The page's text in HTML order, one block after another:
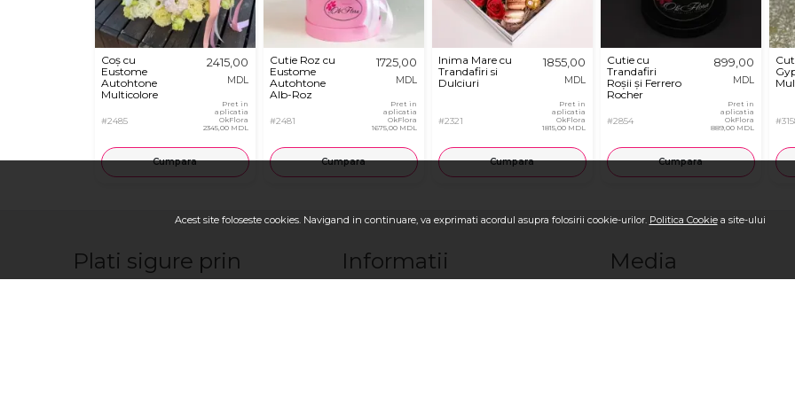
Acest site foloseste cookies. Navigand in continuare, va exprimati acordul asupra folosirii cookie-urilor. Politica Cookiea site-ului
Coș cu
Eustome
Autohtone
Multicolore
#2485
2415,00
MDL
Pret in
aplicatia
OkFlora
2345,00 MDL
Cumpara
Cutie Roz cu
Eustome
Autohtone
Alb-Roz
#2481
1725,00
MDL
Pret in
aplicatia
OkFlora
1675,00 MDL
Cumpara
Inima Mare cu
Trandafiri si
Dulciuri
#2321
1855,00
MDL
Pret in
aplicatia
OkFlora
1815,00 MDL
Cumpara
Cutie cu
Trandafiri
Roșii și Ferrero
Rocher
#2854
899,00
MDL
Pret in
aplicatia
OkFlora
889,00 MDL
Cumpara
Plati sigure prin Informatii Media